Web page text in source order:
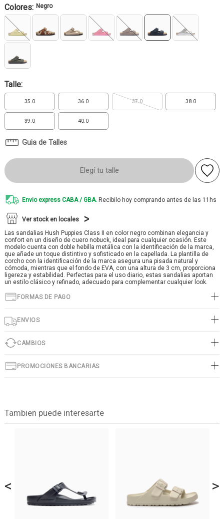
Colores: Negro
Talle:
35.0 36.0 37.0 38.0
39.0 40.0
Guia de Talles
Elegí tu talle
Envio express CABA / GBA. Recibilo hoy comprando antes de las 11hs
Ver stock en locales
Las sandalias Hush Puppies Class II en color negro combinan elegancia y
confort en un diseño de cuero nobuck, ideal para cualquier ocasión. Este
modelo cuenta con doble hebilla metálica con la identificación de la marca,
que añade un toque distintivo y sofisticado en la capellada. La plantilla de
corcho con la identificación de la marca asegura una pisada natural y
cómoda, mientras que el fondo de EVA, con una altura de 3 cm, proporciona
ligereza y estabilidad. Perfectas para el uso diario, estas sandalias aportan
un estilo clásico y refinado, adecuado para complementar cualquier look.
FORMAS DE PAGO
ENVIOS
CAMBIOS
PROMOCIONES BANCARIAS
Tambien puede interesarte
< >